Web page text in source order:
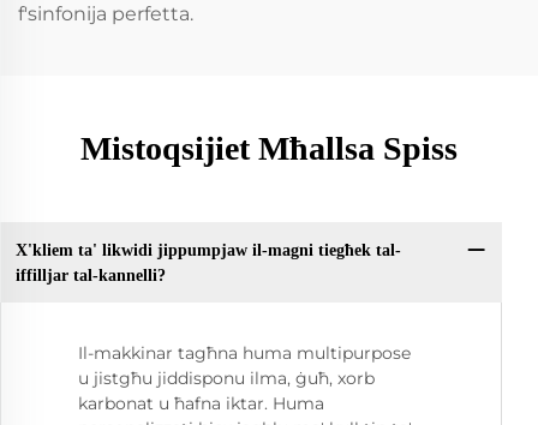
f'sinfonija perfetta.
Mistoqsijiet Mħallsa Spiss
X'kliem ta' likwidi jippumpjaw il-magni tiegħek tal-
iffilljar tal-kannelli?
Il-makkinar tagħna huma multipurpose
u jistgħu jiddisponu ilma, ġuħ, xorb
karbonat u ħafna iktar. Huma